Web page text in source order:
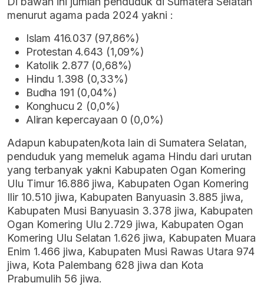
menurut agama pada 2024 yakni :
Islam 416.037 (97,86%)
Protestan 4.643 (1,09%)
Katolik 2.877 (0,68%)
Hindu 1.398 (0,33%)
Budha 191 (0,04%)
Konghucu 2 (0,0%)
Aliran kepercayaan 0 (0,0%)
Adapun kabupaten/kota lain di Sumatera Selatan,
penduduk yang memeluk agama Hindu dari urutan
yang terbanyak yakni Kabupaten Ogan Komering
Ulu Timur 16.886 jiwa, Kabupaten Ogan Komering
Ilir 10.510 jiwa, Kabupaten Banyuasin 3.885 jiwa,
Kabupaten Musi Banyuasin 3.378 jiwa, Kabupaten
Ogan Komering Ulu 2.729 jiwa, Kabupaten Ogan
Komering Ulu Selatan 1.626 jiwa, Kabupaten Muara
Enim 1.466 jiwa, Kabupaten Musi Rawas Utara 974
jiwa, Kota Palembang 628 jiwa dan Kota
Prabumulih 56 jiwa.